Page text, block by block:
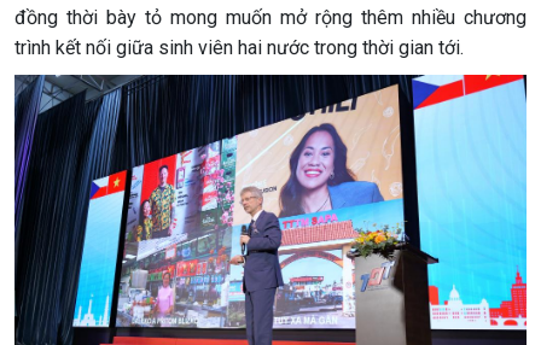
đồng thời bày tỏ mong muốn mở rộng thêm nhiều chương
trình kết nối giữa sinh viên hai nước trong thời gian tới.